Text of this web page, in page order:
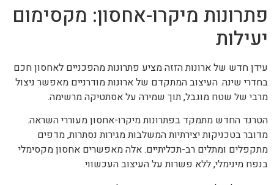
פתרונות מיקרו-אחסון: מקסימום
יעילות
עידן חדש של ארונות הזזה מציע פתרונות מהפכניים לאחסון חכם
בחדרי שינה. העיצוב המתקדם של ארונות מודרניים מאפשר ניצול
מרבי של שטח מוגבל, תוך שמירה על אסתטיקה מרשימה.
הטרנד החדש מתמקד בפתרונות מיקרו-אחסון מעוררי השראה.
מדובר בטכניקות יצירתיות המשלבות מגירות נסתרות, מדפים
מתקפלים ומתלים רב-תכליתיים. אלה מאפשרים אחסון מקסימלי
בנפח מינימלי, ללא פשרות על העיצוב העכשווי.